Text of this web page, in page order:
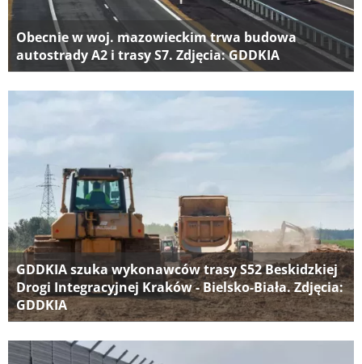
Obecnie w woj. mazowieckim trwa budowa
autostrady A2 i trasy S7. Zdjęcia: GDDKIA
GDDKIA szuka wykonawców trasy S52 Beskidzkiej
Drogi Integracyjnej Kraków - Bielsko-Biała. Zdjęcia:
GDDKIA